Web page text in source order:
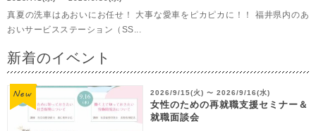
真夏の洗車はあおいにお任せ！ 大事な愛車をピカピカに！！ 福井県内のあ
おいサービスステーション（SS...
新着のイベント
2026/9/15(火) 〜 2026/9/16(水)
女性のための再就職支援セミナー＆
就職面談会